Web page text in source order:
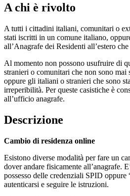
A chi è rivolto
A tutti i cittadini italiani, comunitari o
stati iscritti in un comune italiano,
all’Anagrafe dei Residenti all’estero
Al momento non possono usufruire di
stranieri o comunitari che non sono mai
oppure gli italiani o stranieri che sono
irreperibilità. Per queste casistiche è
all’ufficio anagrafe.
Descrizione
Cambio di residenza online
Esistono diverse modalità per fare un
dover andare fisicamente all’anagrafe.
possesso delle credenziali SPID oppure
autenticarsi e seguire le istruzioni.